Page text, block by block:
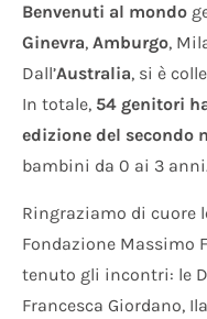
Benvenuti al mondo
Ginevra, Amburgo,
Dall’Australia, si è
In totale, 54 genitori
edizione del secondo
bambini da 0 ai 3
Ringraziamo di cuore
Fondazione Massimo
tenuto gli incontri: le
Francesca Giordano,